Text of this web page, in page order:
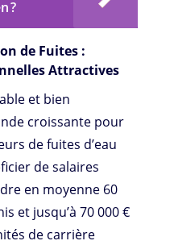
?
de Fuites :
Attractives
et bien
croissante pour
de fuites d’eau
de salaires
en moyenne 60
et jusqu’à 70 000 €
de carrière